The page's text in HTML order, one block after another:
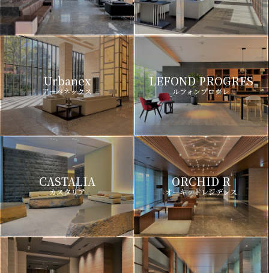
Urbanex
アーバネックス
LEFOND PROGRES
ルフォンプログレ
CASTALIA
カスタリア
ORCHID R
オーキッドレジデンス